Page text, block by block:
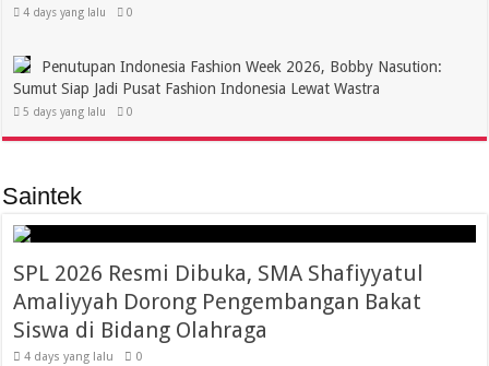
4 days yang lalu 0
Penutupan Indonesia Fashion Week 2026, Bobby Nasution:
Sumut Siap Jadi Pusat Fashion Indonesia Lewat Wastra
5 days yang lalu 0
Saintek
SPL 2026 Resmi Dibuka, SMA Shafiyyatul
Amaliyyah Dorong Pengembangan Bakat
Siswa di Bidang Olahraga
4 days yang lalu 0